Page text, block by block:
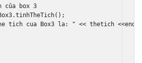
box 3
.tinhTheTich();
tich cua Box3 la: " << thetich <<endl